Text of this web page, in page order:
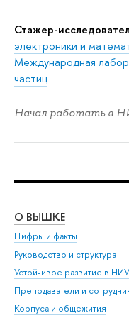
Стажер-
электроники и
Международная
частиц
Начал работать в
О ВЫШКЕ
Цифры и факты
Руководство и структура
Устойчивое развитие в
Преподаватели и
Корпуса и общежития